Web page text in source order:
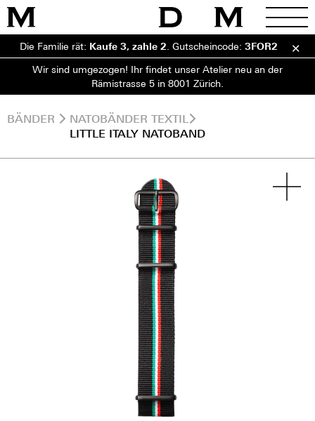
Die Familie rät: Kaufe 3, zahle 2 Gutscheincode: 3FOR2
Wir sind umgezogen! Ihr findet unser Atelier neu an der
Rämistrasse 5 in 8001 Zürich.
BÄNDER
NATOBÄNDER TEXTIL
LITTLE ITALY NATOBAND